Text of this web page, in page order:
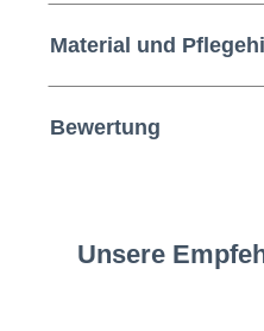
Material und
Bewertung
Unsere